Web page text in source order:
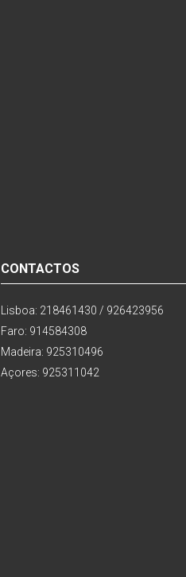
CONTACTOS
Lisboa: 218461430 / 926423956
Faro: 914584308
Madeira: 925310496
Açores: 925311042